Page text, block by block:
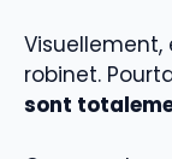
Visuellement,
robinet.
sont